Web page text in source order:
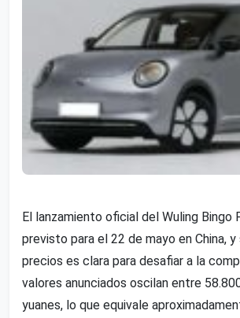
El lanzamiento oficial del Wuling Bingo
previsto para el 22 de mayo en China,
precios es clara para desafiar a la
valores anunciados oscilan entre
yuanes, lo que equivale